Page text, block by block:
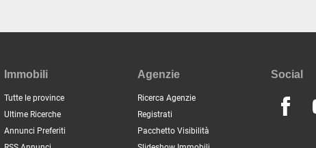
Immobili
Tutte le province
Ultime Ricerche
Annunci Preferiti
Agenzie
Ricerca Agenzie
Registrati
Pacchetto Visibilità
Social